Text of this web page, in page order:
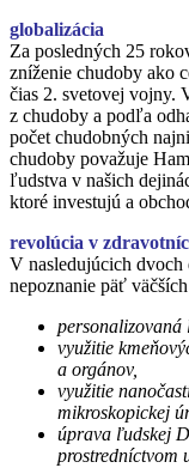
globalizácia
Za posledných 25
zníženie chudoby ako
čias 2. svetovej vojny.
z chudoby a podľa
počet chudobných
chudoby považuje
ľudstva v našich
ktoré investujú a
revolúcia v
V nasledujúcich dvoch
nepoznanie päť
personalizovaná
využitie
a orgánov,
využitie
mikroskopickej
úprava ľudskej
prostredníctvom